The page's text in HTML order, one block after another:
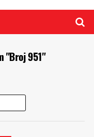
"Broj 951"